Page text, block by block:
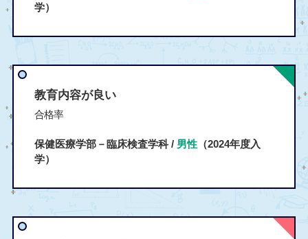
学）
教育内容が良い
合格率
保健医療学部－臨床検査学科 / 男性（2024年度入
学）